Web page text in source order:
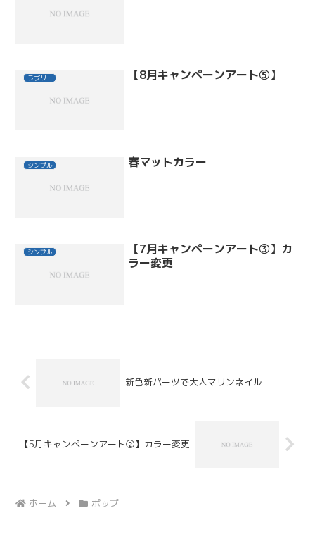
ラブリー 【8月キャンペーンアート⑤】
シンプル 春マットカラー
シンプル
【7月キャンペーンアート③】カ
ラー変更
新色新パーツで大人マリンネイル
【5月キャンペーンアート②】カラー変更
ホーム ポップ